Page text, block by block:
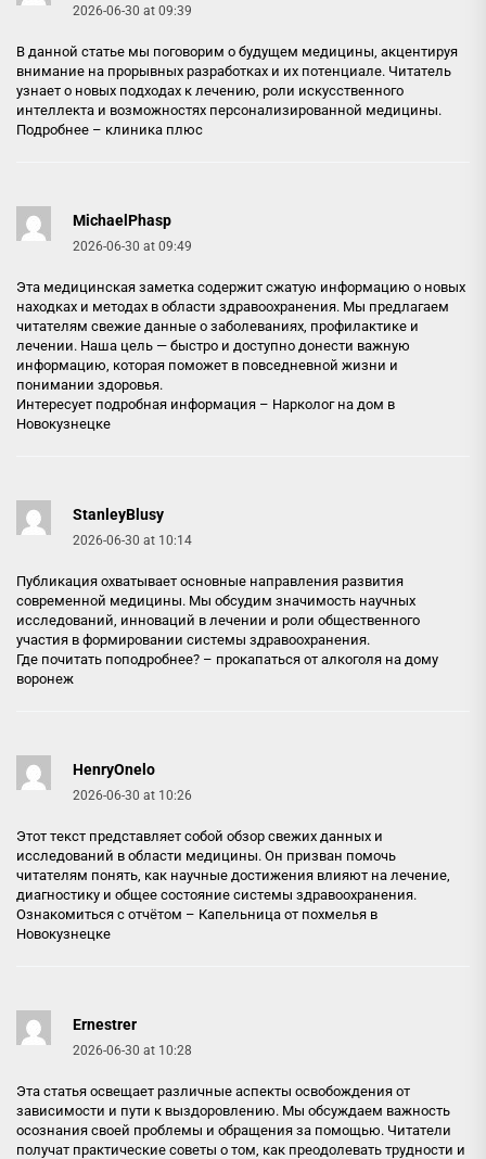
2026-06-30 at 09:39
В данной статье мы поговорим о будущем медицины, акцентируя
внимание на прорывных разработках и их потенциале. Читатель
узнает о новых подходах к лечению, роли искусственного
интеллекта и возможностях персонализированной медицины.
Подробнее – клиника плюс
MichaelPhasp
2026-06-30 at 09:49
Эта медицинская заметка содержит сжатую информацию о новых
находках и методах в области здравоохранения. Мы предлагаем
читателям свежие данные о заболеваниях, профилактике и
лечении. Наша цель — быстро и доступно донести важную
информацию, которая поможет в повседневной жизни и
понимании здоровья.
Интересует подробная информация – Нарколог на дом в
Новокузнецке
StanleyBlusy
2026-06-30 at 10:14
Публикация охватывает основные направления развития
современной медицины. Мы обсудим значимость научных
исследований, инноваций в лечении и роли общественного
участия в формировании системы здравоохранения.
Где почитать поподробнее? – прокапаться от алкоголя на дому
воронеж
HenryOnelo
2026-06-30 at 10:26
Этот текст представляет собой обзор свежих данных и
исследований в области медицины. Он призван помочь
читателям понять, как научные достижения влияют на лечение,
диагностику и общее состояние системы здравоохранения.
Ознакомиться с отчётом – Капельница от похмелья в
Новокузнецке
Ernestrer
2026-06-30 at 10:28
Эта статья освещает различные аспекты освобождения от
зависимости и пути к выздоровлению. Мы обсуждаем важность
осознания своей проблемы и обращения за помощью. Читатели
получат практические советы о том, как преодолевать трудности и